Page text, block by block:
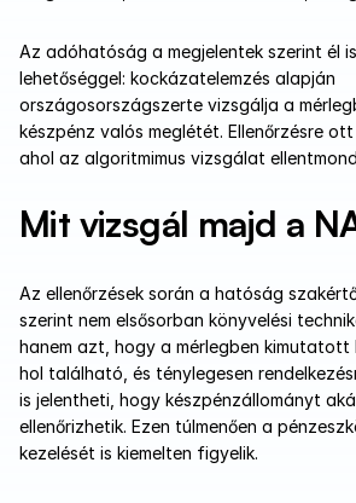
Az adóhatóság a megjelentek szerint él
lehetőséggel: kockázatelemzés alapján
országosországszerte vizsgálja a
készpénz valós meglétét. Ellenőrzésre ott
ahol az algoritmimus vizsgálat
Mit vizsgál majd a
Az ellenőrzések során a hatóság
szerint nem elsősorban könyvelési
hanem azt, hogy a mérlegben kimutatott
hol található, és ténylegesen
is jelentheti, hogy készpénzállományt
ellenőrizhetik. Ezen túlmenően a
kezelését is kiemelten figyelik.